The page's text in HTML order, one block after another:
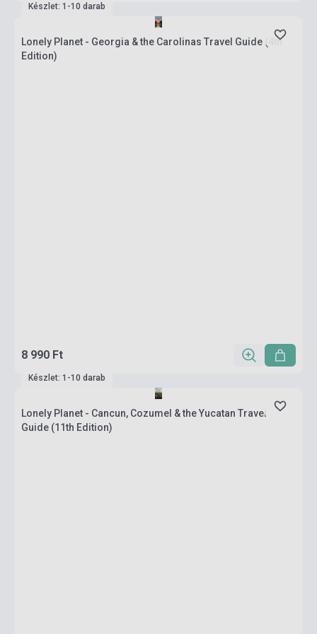
Készlet: 1-10 darab
Lonely Planet - Georgia & the Carolinas Travel Guide (4th
Edition)
8 990 Ft
Készlet: 1-10 darab
Lonely Planet - Cancun, Cozumel & the Yucatan Travel
Guide (11th Edition)